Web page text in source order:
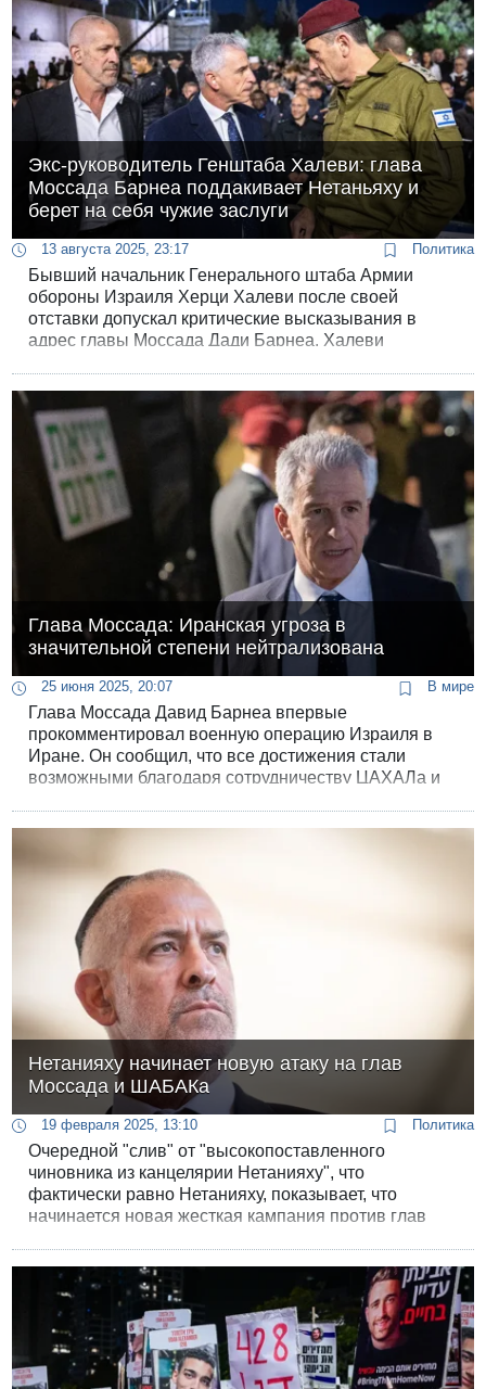
Экс-руководитель Генштаба Халеви: глава
Моссада Барнеа поддакивает Нетаньяху и
берет на себя чужие заслуги
13 августа 2025, 23:17 Политика
Бывший начальник Генерального штаба Армии
обороны Израиля Херци Халеви после своей
отставки допускал критические высказывания в
адрес главы Моссада Дади Барнеа. Халеви
военной службы.
Глава Моссада: Иранская угроза в
значительной степени нейтрализована
25 июня 2025, 20:07 В мире
Глава Моссада Давид Барнеа впервые
прокомментировал военную операцию Израиля в
Иране. Он сообщил, что все достижения стали
возможными благодаря сотрудничеству ЦАХАЛа и
Нетанияху начинает новую атаку на глав
Моссада и ШАБАКа
19 февраля 2025, 13:10 Политика
Очередной "слив" от "высокопоставленного
чиновника из канцелярии Нетанияху", что
фактически равно Нетанияху, показывает, что
начинается новая жесткая кампания против глав